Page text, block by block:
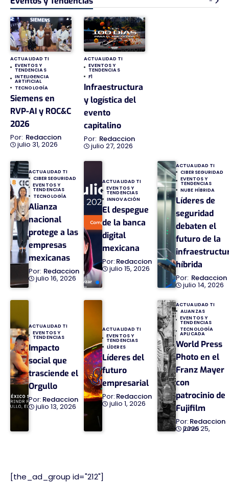
ACTUALIDAD TI
EVENTOS Y
TENDENCIAS
INTELIGENCIA
ARTIFICIAL
TECNOLOGÍA
Siemens en
RVP-AI y ROC&C
2026
Redaccion
julio 31, 2026
ACTUALIDAD TI
EVENTOS Y
TENDENCIAS
F1
Infraestructura
y logística del
evento
capitalino
Redaccion
julio 27, 2026
ACTUALIDAD TI
CIBERSEGURIDAD
EVENTOS Y
TENDENCIAS
TECNOLOGÍA
Alianza
nacional
protege a las
empresas
mexicanas
Redaccion
julio 16, 2026
ACTUALIDAD TI
EVENTOS Y
TENDENCIAS
INNOVACIÓN
El despegue
de la banca
digital
mexicana
Redaccion
julio 15, 2026
ACTUALIDAD TI
CIBERSEGURIDAD
EVENTOS Y
TENDENCIAS
NUBE HÍBRIDA
Líderes de
seguridad
debaten el
futuro de la
híbrida
Redaccion
julio 14, 2026
ACTUALIDAD TI
EVENTOS Y
TENDENCIAS
Impacto
social que
trasciende el
Orgullo
Redaccion
julio 13, 2026
ACTUALIDAD TI
EVENTOS Y
TENDENCIAS
LÍDERES
Líderes del
futuro
empresarial
Redaccion
julio 1, 2026
ACTUALIDAD TI
ALIANZAS
EVENTOS Y
TENDENCIAS
TECNOLOGÍA
APLICADA
World Press
Photo en el
Franz Mayer
con
patrocinio de
Fujifilm
Redaccion
junio 25, 2026
[the_ad_group id="212"]